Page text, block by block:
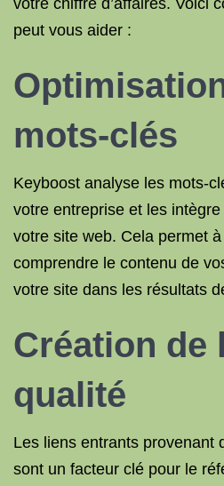
votre chiffre d’affaires. Voici
peut vous aider :
mots-clés
Keyboost analyse les mots-
votre entreprise et les
votre site web. Cela permet
comprendre le contenu de
votre site dans les résultats
Création de
qualité
Les liens entrants provenant
sont un facteur clé pour le